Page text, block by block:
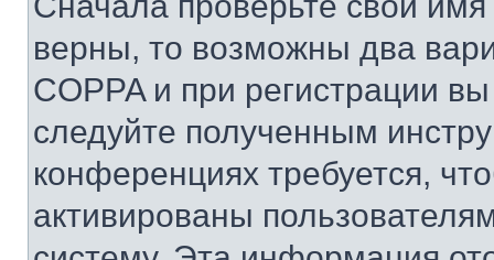
верны, то возможны два
COPPA и при регистрации
следуйте полученным
конференциях требуется,
активированы